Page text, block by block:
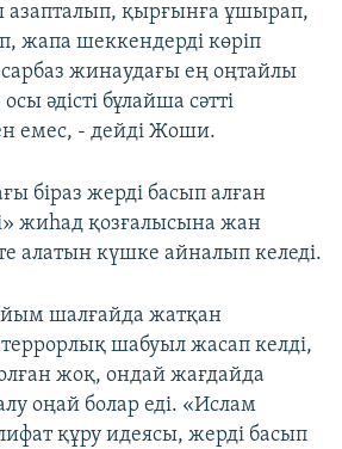
қырғынға ұшырап,
жапа шеккендерді көріп
сарбаз жинаудағы ең оңтайлы
әдісті бұлайша сәтті
емес, - дейді Жоши.
біраз жерді басып алған
жиһад қозғалысына жан
алатын күшке айналып келеді.
шалғайда жатқан
шабуыл жасап келді,
жоқ, ондай жағдайда
оңай болар еді. «Ислам
құру идеясы, жерді басып